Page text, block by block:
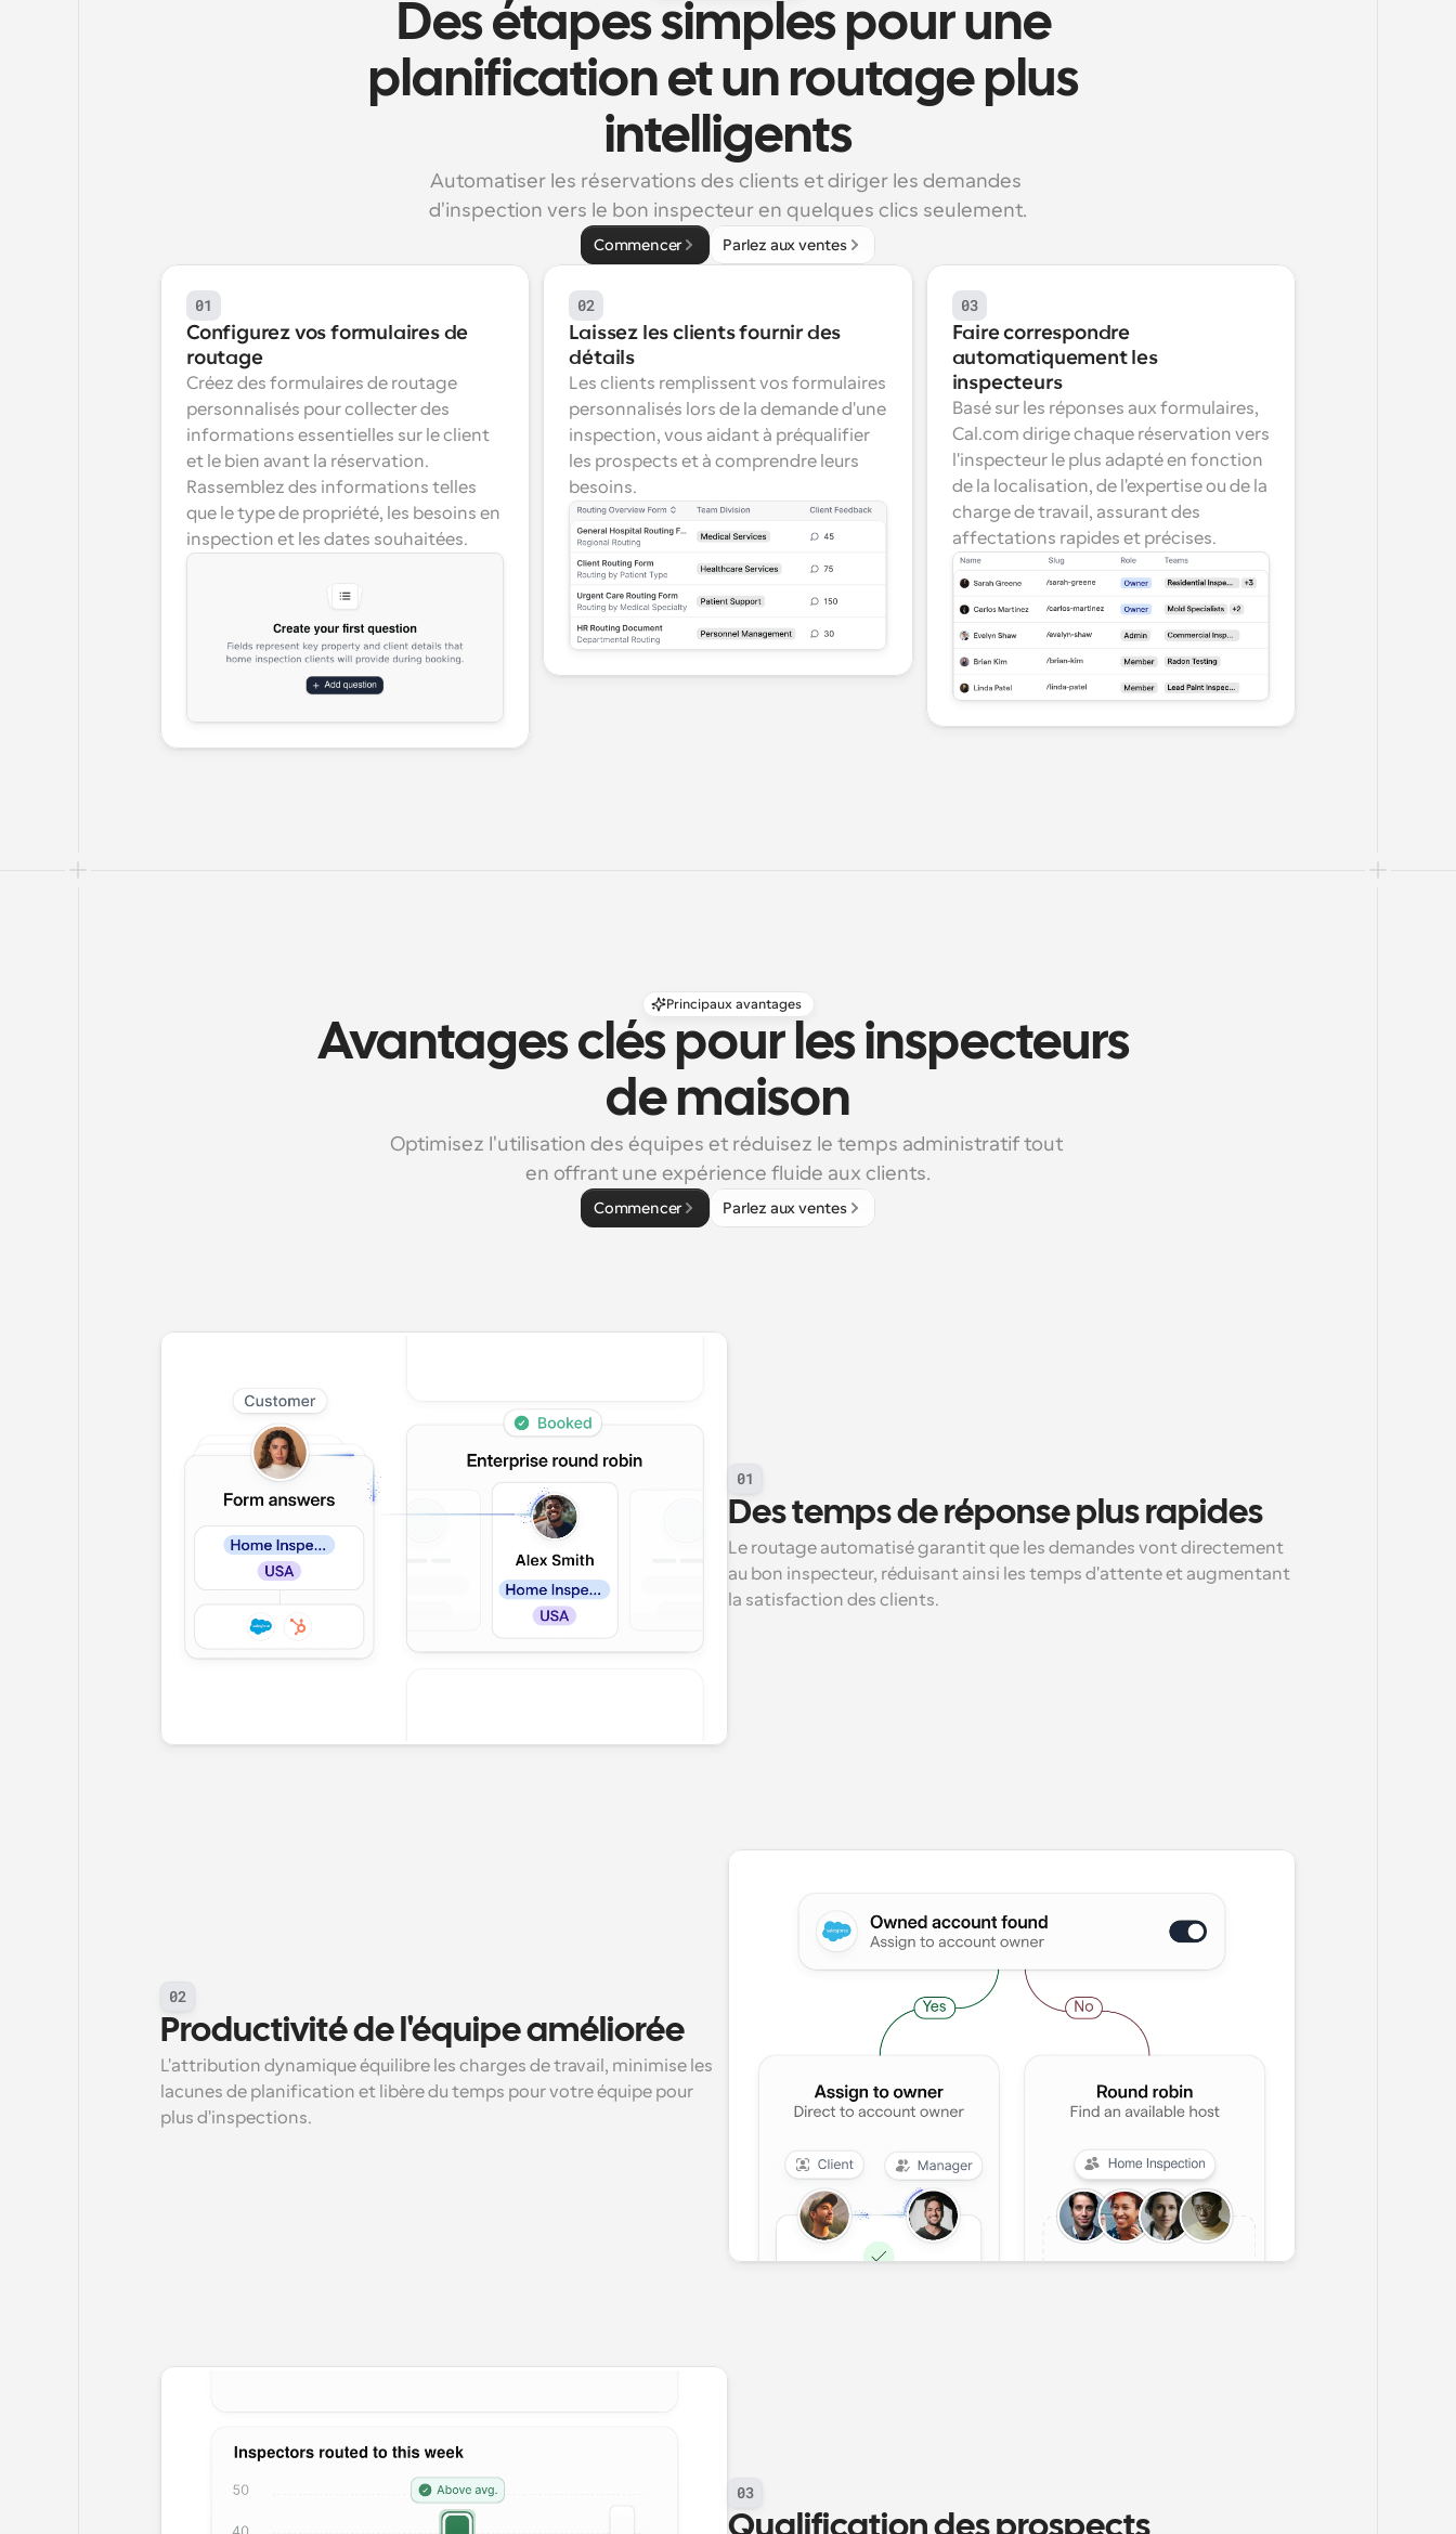
Des étapes simples pour une
planification et un routage plus
intelligents
Automatiser les réservations des clients et diriger les demandes
d'inspection vers le bon inspecteur en quelques clics seulement.
Commencer Parlez aux ventes
01
Configurez vos formulaires de
routage
Créez des formulaires de routage
personnalisés pour collecter des
informations essentielles sur le client
et le bien avant la réservation.
Rassemblez des informations telles
que le type de propriété, les besoins en
inspection et les dates souhaitées.
02
Laissez les clients fournir des
détails
Les clients remplissent vos formulaires
personnalisés lors de la demande d'une
inspection, vous aidant à préqualifier
les prospects et à comprendre leurs
besoins.
03
Faire correspondre
automatiquement les
inspecteurs
Basé sur les réponses aux formulaires,
Cal.com dirige chaque réservation vers
l'inspecteur le plus adapté en fonction
de la localisation, de l'expertise ou de la
charge de travail, assurant des
affectations rapides et précises.
Principaux avantages
Avantages clés pour les inspecteurs
de maison
Optimisez l'utilisation des équipes et réduisez le temps administratif tout
en offrant une expérience fluide aux clients.
Commencer Parlez aux ventes
01
Des temps de réponse plus rapides
Le routage automatisé garantit que les demandes vont directement
au bon inspecteur, réduisant ainsi les temps d'attente et augmentant
la satisfaction des clients.
02
Productivité de l'équipe améliorée
L'attribution dynamique équilibre les charges de travail, minimise les
lacunes de planification et libère du temps pour votre équipe pour
plus d'inspections.
03